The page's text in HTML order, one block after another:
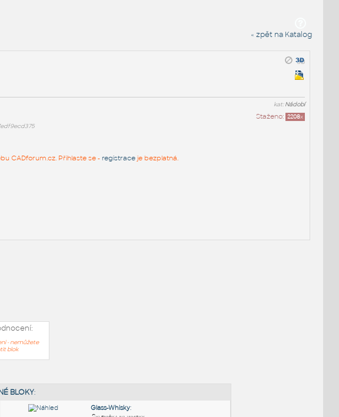
« zpět na Katalog
kat:Nádobí
Staženo: 2208x
CADforum.cz. Přihlaste se - registraceje bezplatná.
- nemůžete
blok